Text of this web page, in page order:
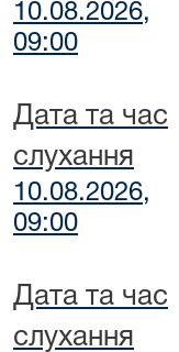
10.08.2026,
09:00
Дата та час
слухання
10.08.2026,
09:00
Дата та час
слухання